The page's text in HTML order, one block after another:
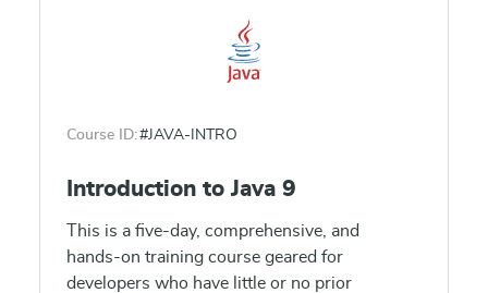
Course ID:#JAVA-INTRO
Introduction to Java 9
This is a five-day, comprehensive, and
hands-on training course geared for
developers who have little or no prior